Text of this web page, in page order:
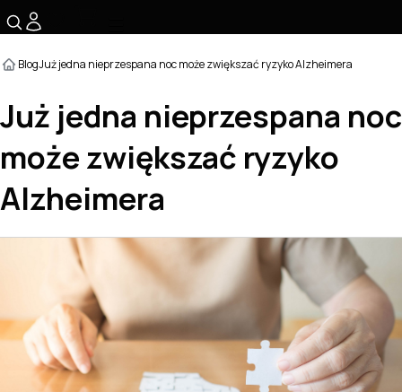
BlogJuż jedna nieprzespana noc może zwiększać ryzyko Alzheimera
Już jedna nieprzespana noc
może zwiększać ryzyko
Alzheimera